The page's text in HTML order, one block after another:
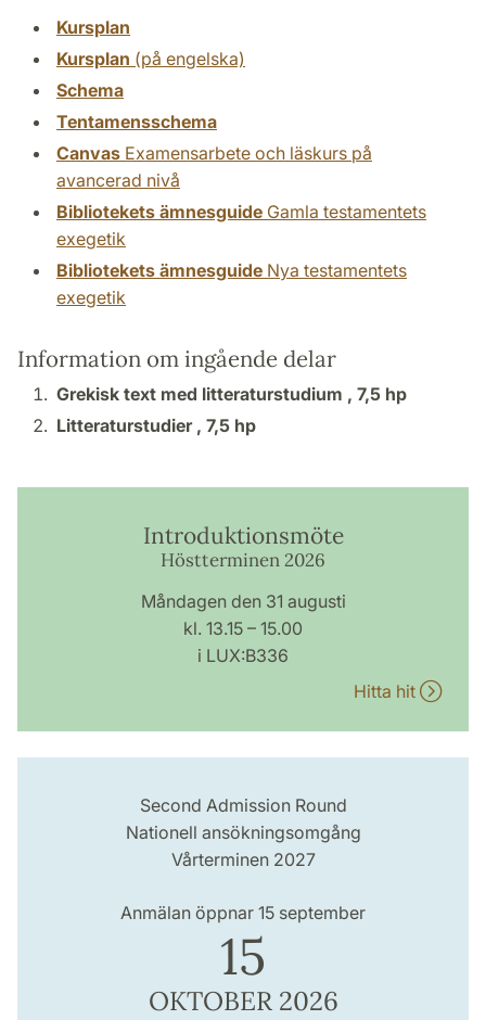
Kursplan
Kursplan (på engelska)
Schema
Tentamensschema
Canvas Examensarbete och läskurs på
avancerad nivå
Bibliotekets ämnesguide Gamla testamentets
exegetik
Bibliotekets ämnesguide Nya testamentets
exegetik
Information om ingående delar
Grekisk text med litteraturstudium , 7,5 hp
Litteraturstudier , 7,5 hp
Introduktionsmöte
Höstterminen 2026
Måndagen den 31 augusti
kl. 13.15 – 15.00
i LUX:B336
Hitta hit
Second Admission Round
Nationell ansökningsomgång
Vårterminen 2027
Anmälan öppnar 15 september
15
OKTOBER 2026